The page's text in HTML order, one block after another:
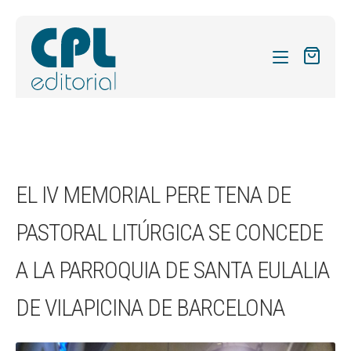
hijo
FORMAS
SOBRE NOSOTROS
menú
ACTUALIDAD
BLOG
EL IV MEMORIAL PERE TENA DE
PASTORAL LITÚRGICA SE CONCEDE
A LA PARROQUIA DE SANTA EULALIA
DE VILAPICINA DE BARCELONA